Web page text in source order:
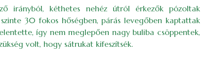
irányból, kéthetes nehéz útról érkezők pózoltak
30 fokos hőségben, párás levegőben kaptattak
így nem meglepően nagy buliba csöppentek,
volt, hogy sátrukat kifeszítsék.